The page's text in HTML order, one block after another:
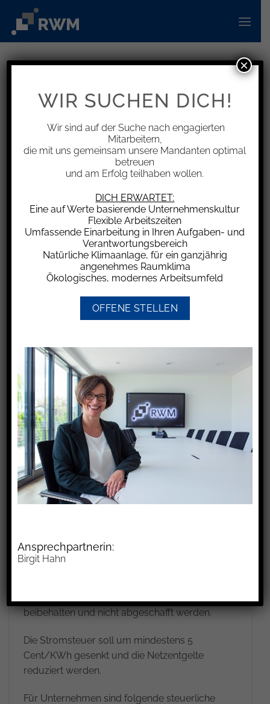
Inhalt
springen
Steuerliche Schwerpunkte im
Koalitionsvertrag – das sind die
Themen
Das Bundesverfassungsgericht (BVerfG) hat am
26.3.2025 die Verfassungsbeschwerde gegen
die Erhebung des Solidaritätszuschlags
zurückgewiesen. Demnach ist dieser auch über
das Jahr 2020 hinaus derzeit nicht
verfassungswidrig.
Die neue Bundesregierung bestehend aus
CDU/CSU und SPD hat am 9.4.2025 ihren
Wahl von Friedrich Merz (CDU) zum neuen
Bundeskanzler ihre Arbeit aufgenommen. Zum
neuen Finanzminister wurde Lars Klingbeil (SPD)
ernannt.
Steuerlich sind verschiedene Maßnahmen für
Unternehmen, Privatpersonen und im Bereich
der Gemeinnützigkeit vorgesehen. Sämtliche
Entlastungen stehen unter dem sog.
Finanzierungsvorbehalt, werden also nur dann
umgesetzt, sofern die finanziellen Mittel für die
wurden jedoch auch nicht ausgeschlossen. Der
Solidaritätszuschlag, den das
beibehalten und nicht abgeschafft werden.
Die Stromsteuer soll um mindestens 5
Cent/KWh gesenkt und die Netzentgelte
reduziert werden.
Für Unternehmen sind folgende steuerliche
WIR SUCHEN DICH!
Wir sind auf der Suche nach engagierten
Mitarbeitern,
die mit uns gemeinsam unsere Mandanten optimal
betreuen
und am Erfolg teilhaben wollen.
DICH ERWARTET:
Eine auf Werte basierende Unternehmenskultur
Flexible Arbeitszeiten
Umfassende Einarbeitung in Ihren Aufgaben- und
Verantwortungsbereich
Natürliche Klimaanlage, für ein ganzjährig
angenehmes Raumklima
Ökologisches, modernes Arbeitsumfeld
OFFENE STELLEN
Ansprechpartnerin:
Birgit Hahn
×